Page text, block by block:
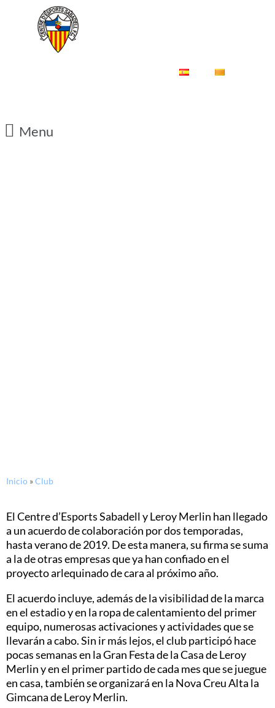
Menu
Inicio »Club
El Centre d’Esports Sabadell y Leroy Merlin han llegado
a un acuerdo de colaboración por dos temporadas,
hasta verano de 2019. De esta manera, su firma se suma
a la de otras empresas que ya han confiado en el
proyecto arlequinado de cara al próximo año.
El acuerdo incluye, además de la visibilidad de la marca
en el estadio y en la ropa de calentamiento del primer
equipo, numerosas activaciones y actividades que se
llevarán a cabo. Sin ir más lejos, el club participó hace
pocas semanas en la Gran Festa de la Casa de Leroy
Merlin y en el primer partido de cada mes que se juegue
en casa, también se organizará en la Nova Creu Alta la
Gimcana de Leroy Merlin.